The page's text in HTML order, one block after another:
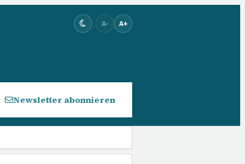
A- A+
Newsletter abonnieren